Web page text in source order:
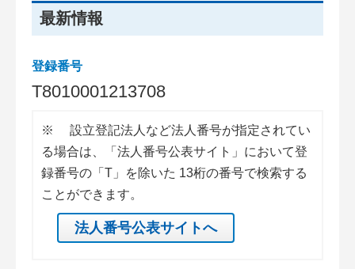
最新情報
登録番号
T8010001213708
※
設立登記法人など法人番号が指定されてい
る場合は、「法人番号公表サイト」において登
録番号の「T」を除いた 13桁の番号で検索する
ことができます。
法人番号公表サイトへ